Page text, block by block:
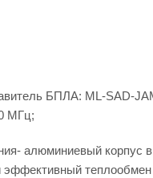
БПЛА: ML-SAD-
МГц;
алюминиевый корпус